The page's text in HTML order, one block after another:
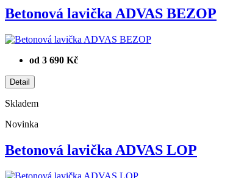
Betonová lavička ADVAS BEZOP
od 3 690 Kč
Skladem
Novinka
Betonová lavička ADVAS LOP